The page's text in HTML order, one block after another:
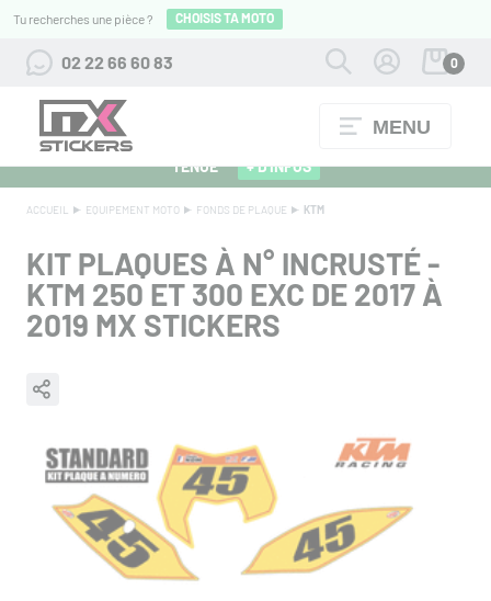
Tu recherches une pièce ? CHOISIS TA MOTO
02 22 66 60 83 0
MENU
ALPINESTARS 27 : FLOCAGE OFFERT POUR L'ACHAT D'UNE
TENUE
+ D'INFOS
ACCUEIL EQUIPEMENT MOTO FONDS DE PLAQUE KTM
KIT PLAQUES À N° INCRUSTÉ -
KTM 250 ET 300 EXC DE 2017 À
2019 MX STICKERS